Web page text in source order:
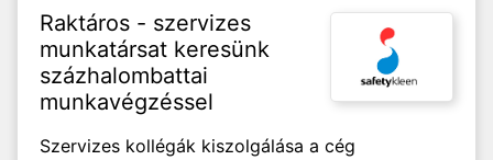
Raktáros - szervizes
munkatársat keresünk
százhalombattai
munkavégzéssel
Szervizes kollégák kiszolgálása a cég